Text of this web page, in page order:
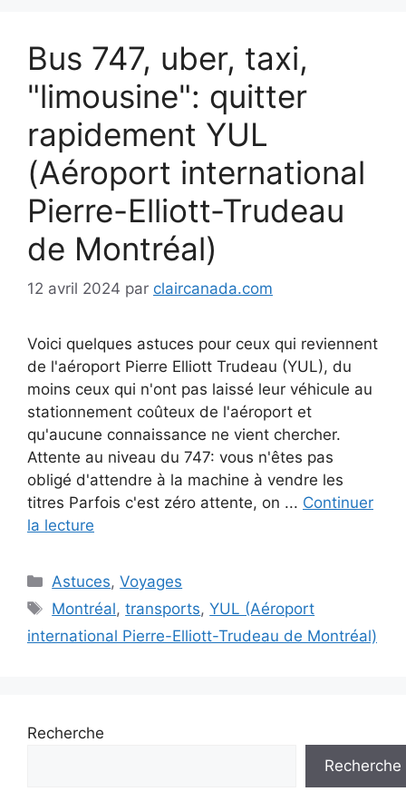
Bus 747, uber, taxi,
"limousine": quitter
rapidement YUL
(Aéroport international
Pierre-Elliott-Trudeau
de Montréal)
12 avril 2024 par claircanada.com
Voici quelques astuces pour ceux qui reviennent
de l'aéroport Pierre Elliott Trudeau (YUL), du
moins ceux qui n'ont pas laissé leur véhicule au
stationnement coûteux de l'aéroport et
qu'aucune connaissance ne vient chercher.
Attente au niveau du 747: vous n'êtes pas
obligé d'attendre à la machine à vendre les
titres Parfois c'est zéro attente, on ... Continuer
la lecture
Catégories
Astuces,Voyages
Étiquettes
Montréal,transports,YUL (Aéroport
international Pierre-Elliott-Trudeau de Montréal)
Recherche
Recherche